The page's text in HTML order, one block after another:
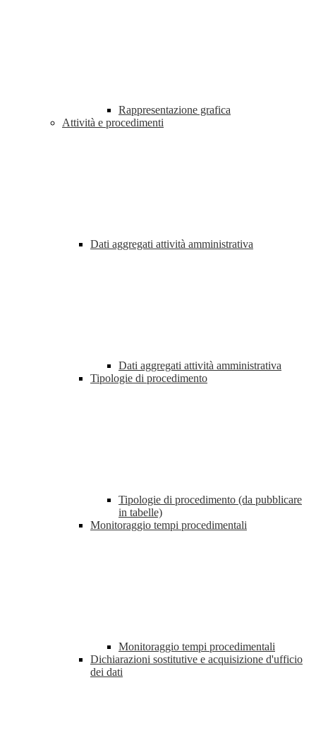
Rappresentazione grafica
Attività e procedimenti
Dati aggregati attività amministrativa
Dati aggregati attività amministrativa
Tipologie di procedimento
Tipologie di procedimento (da pubblicare
in tabelle)
Monitoraggio tempi procedimentali
Monitoraggio tempi procedimentali
Dichiarazioni sostitutive e acquisizione d'ufficio
dei dati